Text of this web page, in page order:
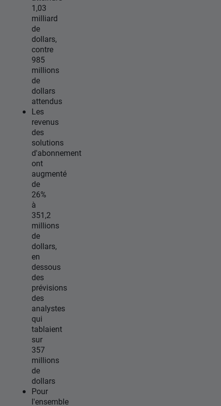
1,03
milliard
de
dollars,
contre
985
millions
de
dollars
attendus
Les
revenus
des
solutions
d'abonnement
ont
augmenté
de
26%
à
351,2
millions
de
dollars,
en
dessous
des
prévisions
des
analystes
qui
tablaient
sur
357
millions
de
dollars
Pour
l'ensemble